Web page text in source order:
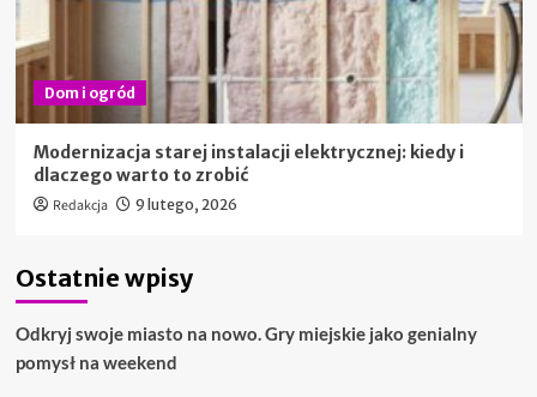
Dom i ogród
Modernizacja starej instalacji elektrycznej: kiedy i
dlaczego warto to zrobić
Redakcja 9 lutego, 2026
Ostatnie wpisy
Odkryj swoje miasto na nowo. Gry miejskie jako genialny
pomysł na weekend